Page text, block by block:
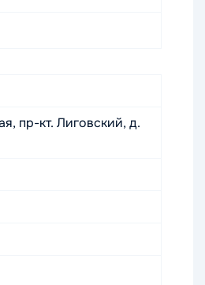
пр-кт. Лиговский, д.